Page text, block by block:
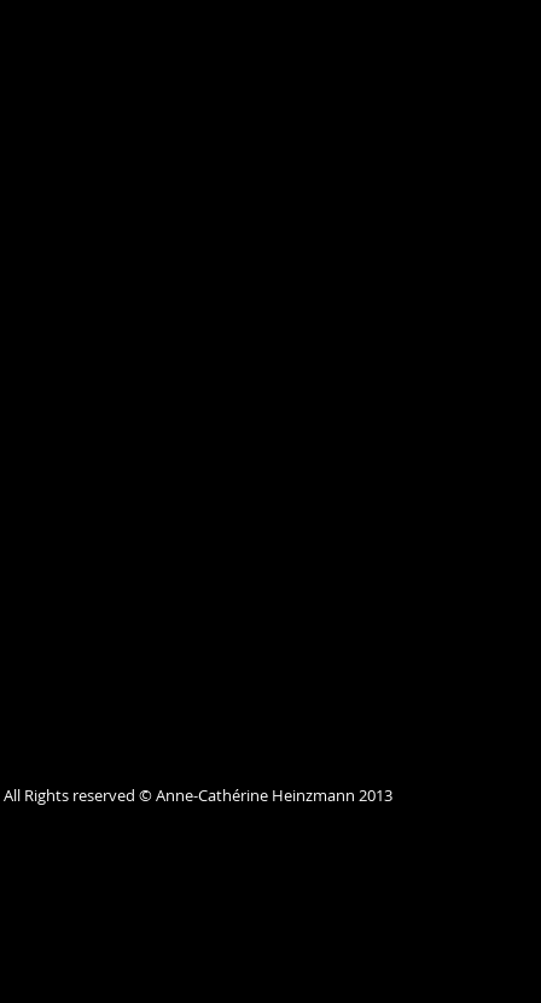
All Rights reserved © Anne-Cathérine Heinzmann 2013